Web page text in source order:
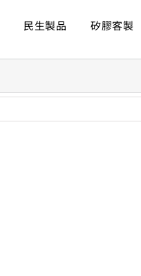
民生製品 矽膠客製